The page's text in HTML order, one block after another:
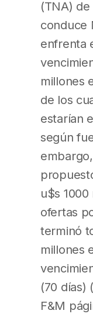
(TNA)
conduce
enfrenta
millones
de los
estarían
según
u$s
ofertas
terminó
millones
(70 días)
F&M